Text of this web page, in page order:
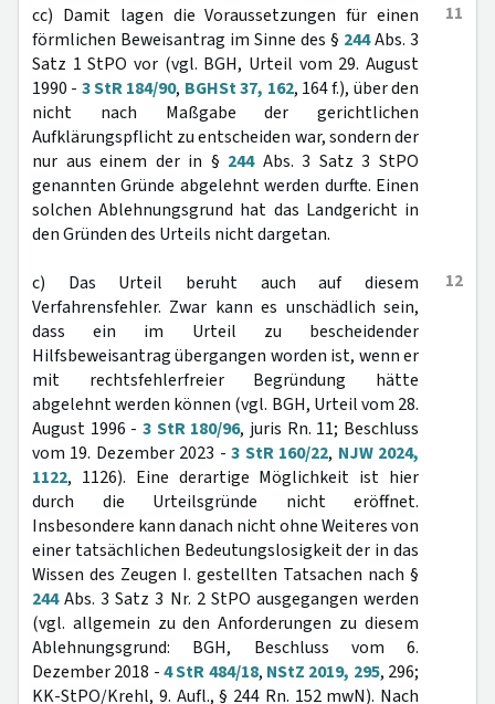
11
cc) Damit lagen die Voraussetzungen für einen
förmlichen Beweisantrag im Sinne des § 244Abs. 3
Satz 1 StPO vor (vgl. BGH, Urteil vom 29. August
1990 - 3 StR 184/90, BGHSt 37, 162, 164 f.), über den
nicht nach Maßgabe der gerichtlichen
Aufklärungspflicht zu entscheiden war, sondern der
nur aus einem der in § 244Abs. 3 Satz 3 StPO
genannten Gründe abgelehnt werden durfte. Einen
solchen Ablehnungsgrund hat das Landgericht in
den Gründen des Urteils nicht dargetan.
12
c) Das Urteil beruht auch auf diesem
Verfahrensfehler. Zwar kann es unschädlich sein,
dass ein im Urteil zu bescheidender
Hilfsbeweisantrag übergangen worden ist, wenn er
mit rechtsfehlerfreier Begründung hätte
abgelehnt werden können (vgl. BGH, Urteil vom 28.
August 1996 - 3 StR 180/96, juris Rn. 11; Beschluss
vom 19. Dezember 2023 -3 StR 160/22, NJW 2024,
1122, 1126). Eine derartige Möglichkeit ist hier
durch die Urteilsgründe nicht eröffnet.
Insbesondere kann danach nicht ohne Weiteres von
einer tatsächlichen Bedeutungslosigkeit der in das
Wissen des Zeugen I. gestellten Tatsachen nach §
244Abs. 3 Satz 3 Nr. 2 StPO ausgegangen werden
(vgl. allgemein zu den Anforderungen zu diesem
Ablehnungsgrund: BGH, Beschluss vom 6.
Dezember 2018 -4 StR 484/18, NStZ 2019, 295, 296;
KK-StPO/Krehl, 9. Aufl., § 244 Rn. 152 mwN). Nach